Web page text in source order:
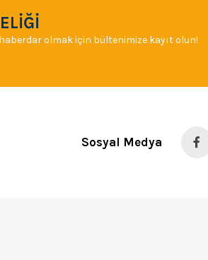
olmak için bültenimize kayıt olun!
Sosyal Medya